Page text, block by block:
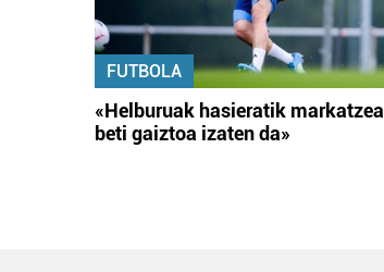
FUTBOLA
«Helburuak hasieratik markatzea
beti gaiztoa izaten da»